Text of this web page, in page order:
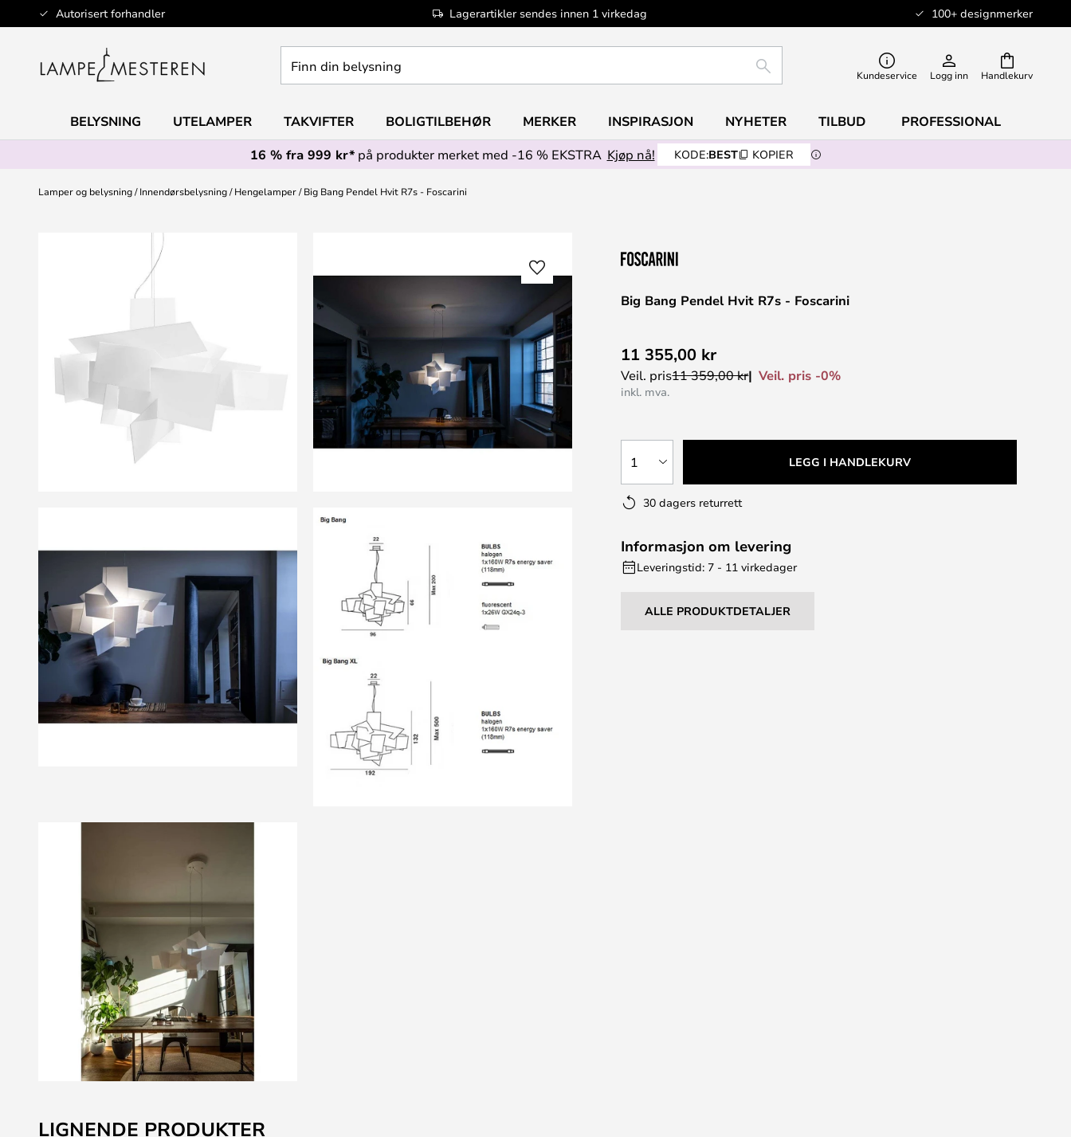
Autorisert forhandler Lagerartikler sendes innen 1 virkedag 100+ designmerker
Hopp
til
Handlekurv
din
SØK Kundeservice Logg inn
BELYSNING UTELAMPER TAKVIFTER BOLIGTILBEHØR MERKER INSPIRASJON NYHETER TILBUD
PROFESSIONAL
16 % fra 999 kr*på produkter merket med -16 % EKSTRA Kjøp nå! KODE:BEST KOPIER
Lamper og belysning Innendørsbelysning Hengelamper Big Bang Pendel Hvit R7s - Foscarini
Big Bang Pendel Hvit R7s - Foscarini
11 355,00 kr
Veil. pris11 359,00 kr Veil. pris -0%
inkl. mva.
1 LEGG I HANDLEKURV
30 dagers returrett
Informasjon om levering
Leveringstid: 7 - 11 virkedager
ALLE PRODUKTDETALJER
LIGNENDE PRODUKTER